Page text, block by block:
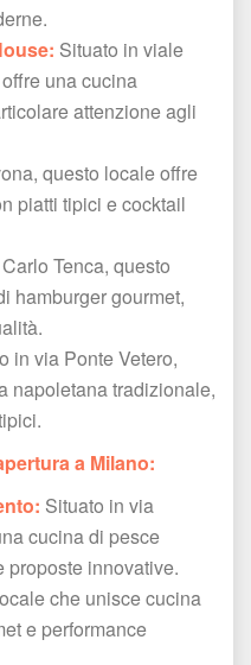
Situato in viale
una cucina
attenzione agli
questo locale offre
piatti tipici e cocktail
Tenca, questo
hamburger gourmet,
in via Ponte Vetero,
napoletana tradizionale,
a Milano:
Situato in via
cucina di pesce
proposte innovative.
che unisce cucina
e performance